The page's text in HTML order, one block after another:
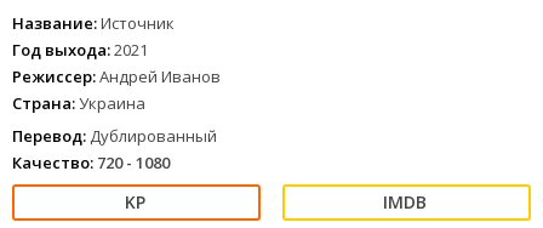
Название:Источник
Год выхода:2021
Режиссер:Андрей Иванов
Страна:Украина
Перевод: Дублированный
Качество: 720 - 1080